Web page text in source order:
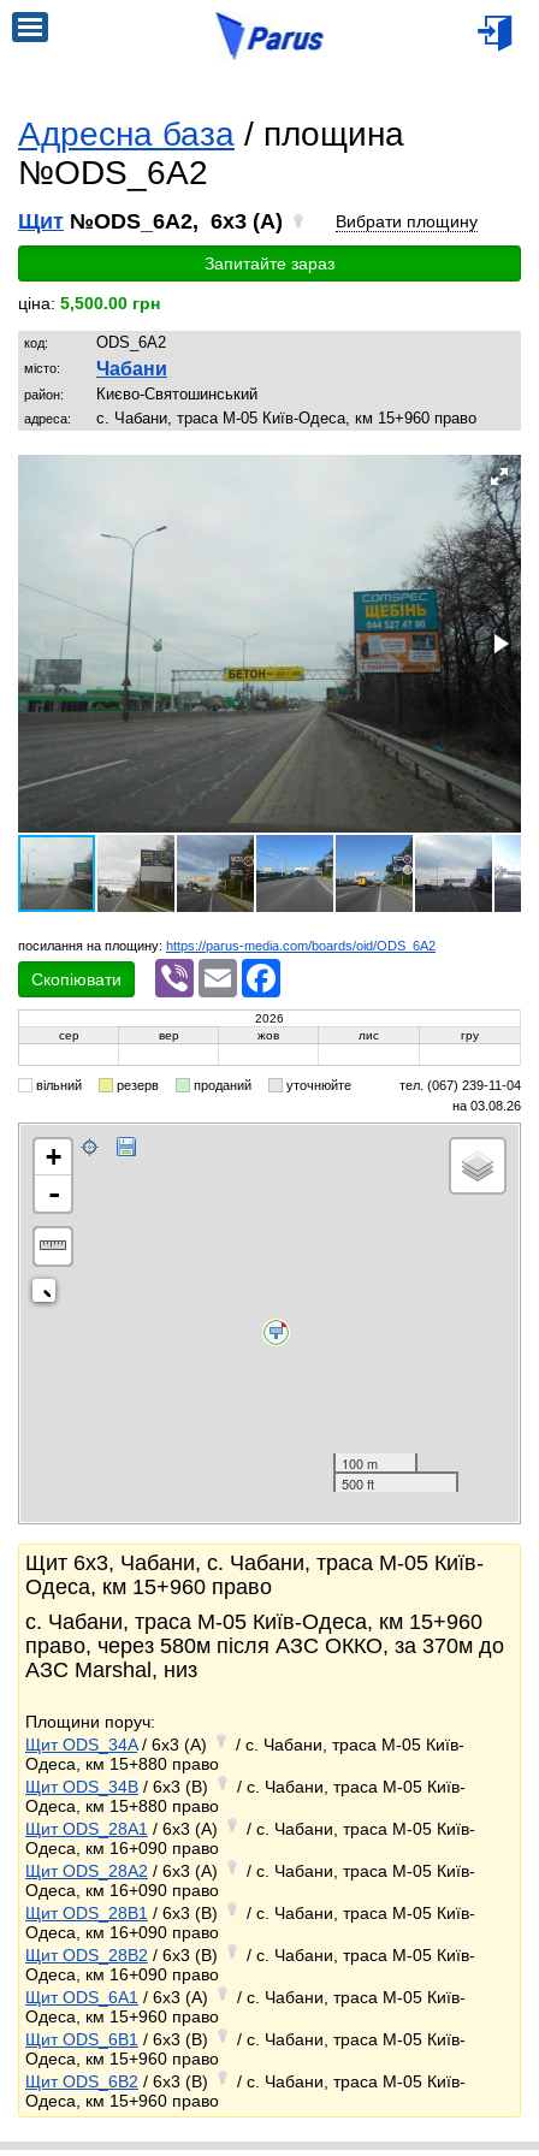
Адресна база / площина
№ODS_6A2
Щит №ODS_6A2, 6x3 (A) Вибрати площину
Запитайте зараз
ціна: 5,500.00 грн
код: ODS_6A2
місто: Чабани
район: Києво-Святошинський
адреса: с. Чабани, траса М-05 Київ-Одеса, км 15+960 право
посилання на площину: https://parus-media.com/boards/oid/ODS_6A2
Скопіювати
Viber Email
2026
сер
вер жов лис гру
вільний резерв проданий уточнюйте
тел. (067) 239-11-04
на 03.08.26
+
-
100 m
500 ft
Щит 6x3, Чабани, с. Чабани, траса М-05 Київ-
Одеса, км 15+960 право
с. Чабани, траса М-05 Київ-Одеса, км 15+960
право, через 580м після АЗС ОККО, за 370м до
АЗС Marshal, низ
Площини поруч:
Щит ODS_34A/ 6x3 (A)
/ с. Чабани, траса М-05 Київ-
Одеса, км 15+880 право
Щит ODS_34B / 6x3 (B)
/ с. Чабани, траса М-05 Київ-
Одеса, км 15+880 право
Щит ODS_28A1 / 6x3 (A)
/ с. Чабани, траса М-05 Київ-
Одеса, км 16+090 право
Щит ODS_28A2 / 6x3 (A)
/ с. Чабани, траса М-05 Київ-
Одеса, км 16+090 право
Щит ODS_28B1 / 6x3 (B)
/ с. Чабани, траса М-05 Київ-
Одеса, км 16+090 право
Щит ODS_28B2 / 6x3 (B)
/ с. Чабани, траса М-05 Київ-
Одеса, км 16+090 право
Щит ODS_6A1 / 6x3 (A)
/ с. Чабани, траса М-05 Київ-
Одеса, км 15+960 право
Щит ODS_6B1 / 6x3 (B)
/ с. Чабани, траса М-05 Київ-
Одеса, км 15+960 право
Щит ODS_6B2 / 6x3 (B)
/ с. Чабани, траса М-05 Київ-
Одеса, км 15+960 право